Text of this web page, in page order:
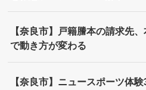
【奈良市】戸籍謄本の請求先
で動き方が変わる
【奈良市】ニュースポーツ体